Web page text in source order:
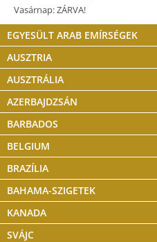
Vasárnap: ZÁRVA!
EGYESÜLT ARAB EMÍRSÉGEK
AUSZTRIA
AUSZTRÁLIA
AZERBAJDZSÁN
BARBADOS
BELGIUM
BRAZÍLIA
BAHAMA-SZIGETEK
KANADA
SVÁJC